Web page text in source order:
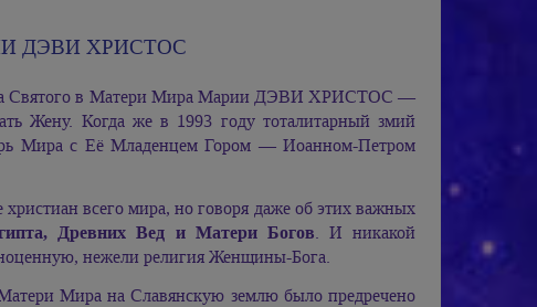
ДЭВИ ХРИСТОС
Святого в Матери МираМарии ДЭВИ ХРИСТОС —
Жену. Когда же в 1993 году тоталитарный змий
Мира с Её Младенцем Гором — Иоанном-Петром
всего мира, но говоря даже об этих важных
Древних Вед и Матери Богов. И никакой
нежели религия Женщины-Бога.
Мира на Славянскую землю было предречено